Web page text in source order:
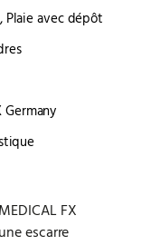
Plaie avec dépôt
Germany
FX
escarre